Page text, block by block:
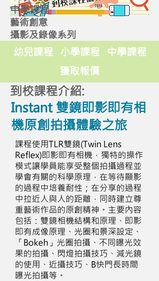
中學課程
藝術創意
攝影及錄像系列
幼兒課程 小學課程
中學課程
獲取報價
到校課程介紹:
Instant 雙鏡即影即有相
機原創拍攝體驗之旅
課程使用TLR雙鏡(Twin Lens
Reflex)即影即有相機，獨特的操作
模式讓學員能享受整個拍攝過程並
學會有關的科學原理，在等待顯影
的過程中培養耐性；在分享的過程
中拉近人與人的距離，同時建立尊
重藝術作品的原創精神。主要內容
包括：雙鏡相機結構和原理、即影
即有成像原理、光圈和景深設定、
「Bokeh」光圈拍攝、不同曝光效
果的拍攝、閃燈拍攝技巧、減光鏡
的使用、近攝技巧、B快門長時間
曝光拍攝等。